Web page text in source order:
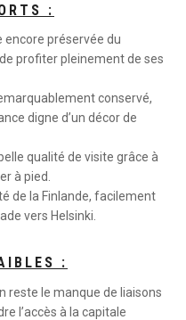
:
encore préservée du
profiter pleinement de ses
conservé,
digne d’un décor de
qualité de visite grâce à
à pied.
de la Finlande, facilement
vers Helsinki.
:
reste le manque de liaisons
l’accès à la capitale